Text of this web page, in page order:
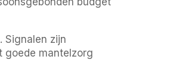
Signalen zijn
goede mantelzorg